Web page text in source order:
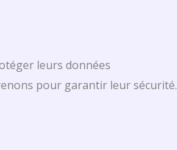
leurs données
pour garantir leur sécurité.